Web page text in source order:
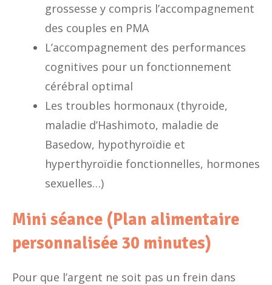
grossesse y compris l’accompagnement
des couples en PMA
L’accompagnement des performances
cognitives pour un fonctionnement
cérébral optimal
Les troubles hormonaux (thyroide,
maladie d’Hashimoto, maladie de
Basedow, hypothyroïdie et
hyperthyroïdie fonctionnelles, hormones
sexuelles…)
Mini séance (Plan alimentaire
personnalisée 30 minutes)
Pour que l’argent ne soit pas un frein dans